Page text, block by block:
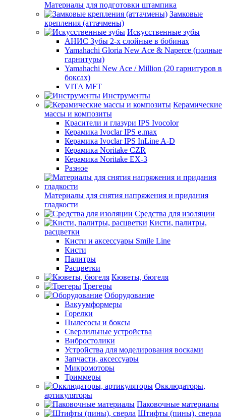
Материалы для подготовки штампика
Замковые
крепления (аттачмены)
Искусственные зубы
АНИС Зубы 2-х слойные в бобинах
Yamahachi Gloria New Ace & Naperce (полные
гарнитуры)
Yamahachi New Ace / Million (20 гарнитуров в
боксах)
VITA MFT
Инструменты
Керамические
массы и композиты
Красители и глазури IPS Ivocolor
Керамика Ivoclar IPS e.max
Керамика Ivoclar IPS InLine A-D
Керамика Noritake CZR
Керамика Noritake EX-3
Разное
Материалы для снятия напряжения и придания
гладкости
Средства для изоляции
Кисти, палитры,
расцветки
Кисти и аксессуары Smile Line
Кисти
Палитры
Расцветки
Кюветы, бюгеля
Трегеры
Оборудование
Вакуумформеры
Горелки
Пылесосы и боксы
Сверлильные устройства
Вибростолики
Устройства для моделирования восками
Запчасти, аксессуары
Микромоторы
Триммеры
Окклюдаторы,
артикуляторы
Паковочные материалы
Штифты (пины), сверла